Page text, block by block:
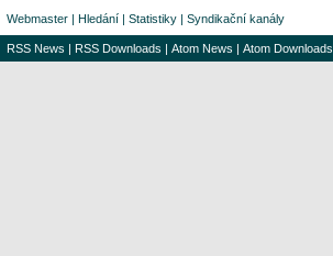
Webmaster | Hledání | Statistiky | Syndikační kanály
RSS News | RSS Downloads | Atom News | Atom Downloads